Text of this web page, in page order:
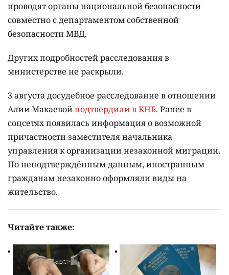
проводят органы национальной безопасности
совместно с департаментом собственной
безопасности МВД.
Других подробностей расследования в
министерстве не раскрыли.
3 августа досудебное расследование в отношении
Алии Макаевойподтвердили в КНБ. Ранее в
соцсетях появилась информация о возможной
причастности заместителя начальника
управления к организации незаконной миграции.
По неподтверждённым данным, иностранным
гражданам незаконно оформляли виды на
жительство.
Читайте также: